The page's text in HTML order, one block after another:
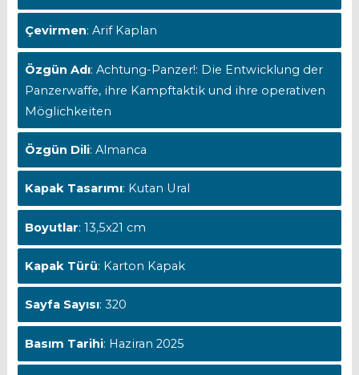
Çevirmen: Arif Kaplan
Özgün Adı: Achtung-Panzer!: Die Entwicklung der
Panzerwaffe, ihre Kampftaktik und ihre operativen
Möglichkeiten
Özgün Dili: Almanca
Kapak Tasarımı: Kutan Ural
Boyutlar: 13,5x21 cm
Kapak Türü: Karton Kapak
Sayfa Sayısı: 320
Basım Tarihi: Haziran 2025